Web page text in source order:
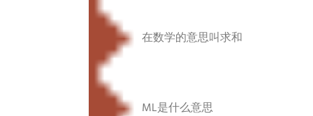
在数学的意思叫求和
ML是什么意思